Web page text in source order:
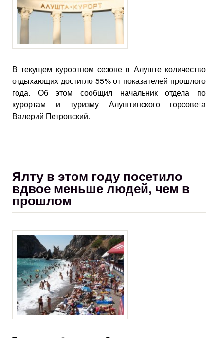
В текущем курортном сезоне в Алуште количество
отдыхающих достигло 55% от показателей прошлого
года. Об этом сообщил начальник отдела по
курортам и туризму Алуштинского горсовета
Валерий Петровский.
Ялту в этом году посетило
вдвое меньше людей, чем в
прошлом